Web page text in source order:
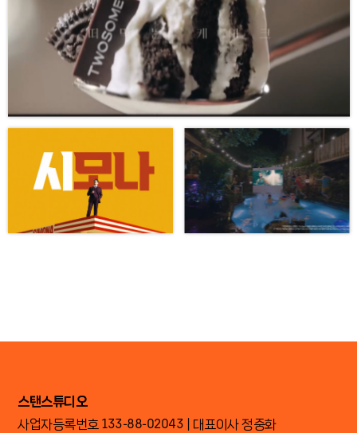
삼성전자
더프리스타일
2022
서울영상광고제
TV부문/
파이널리스트
스탠스튜디오
사업자등록번호 133-88-02043 | 대표이사 정중화